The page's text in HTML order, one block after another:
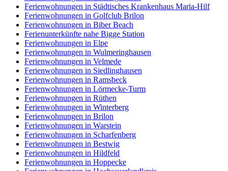
Ferienwohnungen in Städtisches Krankenhaus Maria-Hilf
Ferienwohnungen in Golfclub Brilon
Ferienwohnungen in Biber Beach
Ferienunterkünfte nahe Bigge Station
Ferienwohnungen in Elpe
Ferienwohnungen in Wulmeringhausen
Ferienwohnungen in Velmede
Ferienwohnungen in Siedlinghausen
Ferienwohnungen in Ramsbeck
Ferienwohnungen in Lörmecke-Turm
Ferienwohnungen in Rüthen
Ferienwohnungen in Winterberg
Ferienwohnungen in Brilon
Ferienwohnungen in Warstein
Ferienwohnungen in Scharfenberg
Ferienwohnungen in Bestwig
Ferienwohnungen in Hildfeld
Ferienwohnungen in Hoppecke